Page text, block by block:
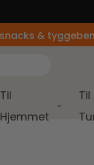
&
Til
Hjemmet
Til